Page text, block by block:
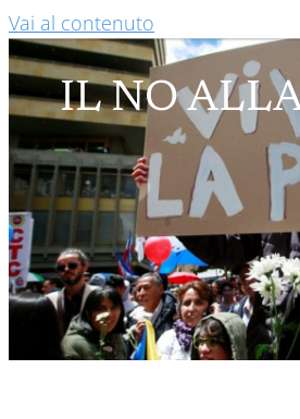
Vai al contenuto
IL NO